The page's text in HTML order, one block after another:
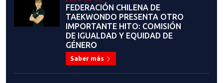
FEDERACIÓN CHILENA DE
TAEKWONDO PRESENTA OTRO
IMPORTANTE HITO: COMISIÓN
DE IGUALDAD Y EQUIDAD DE
GÉNERO
Saber más